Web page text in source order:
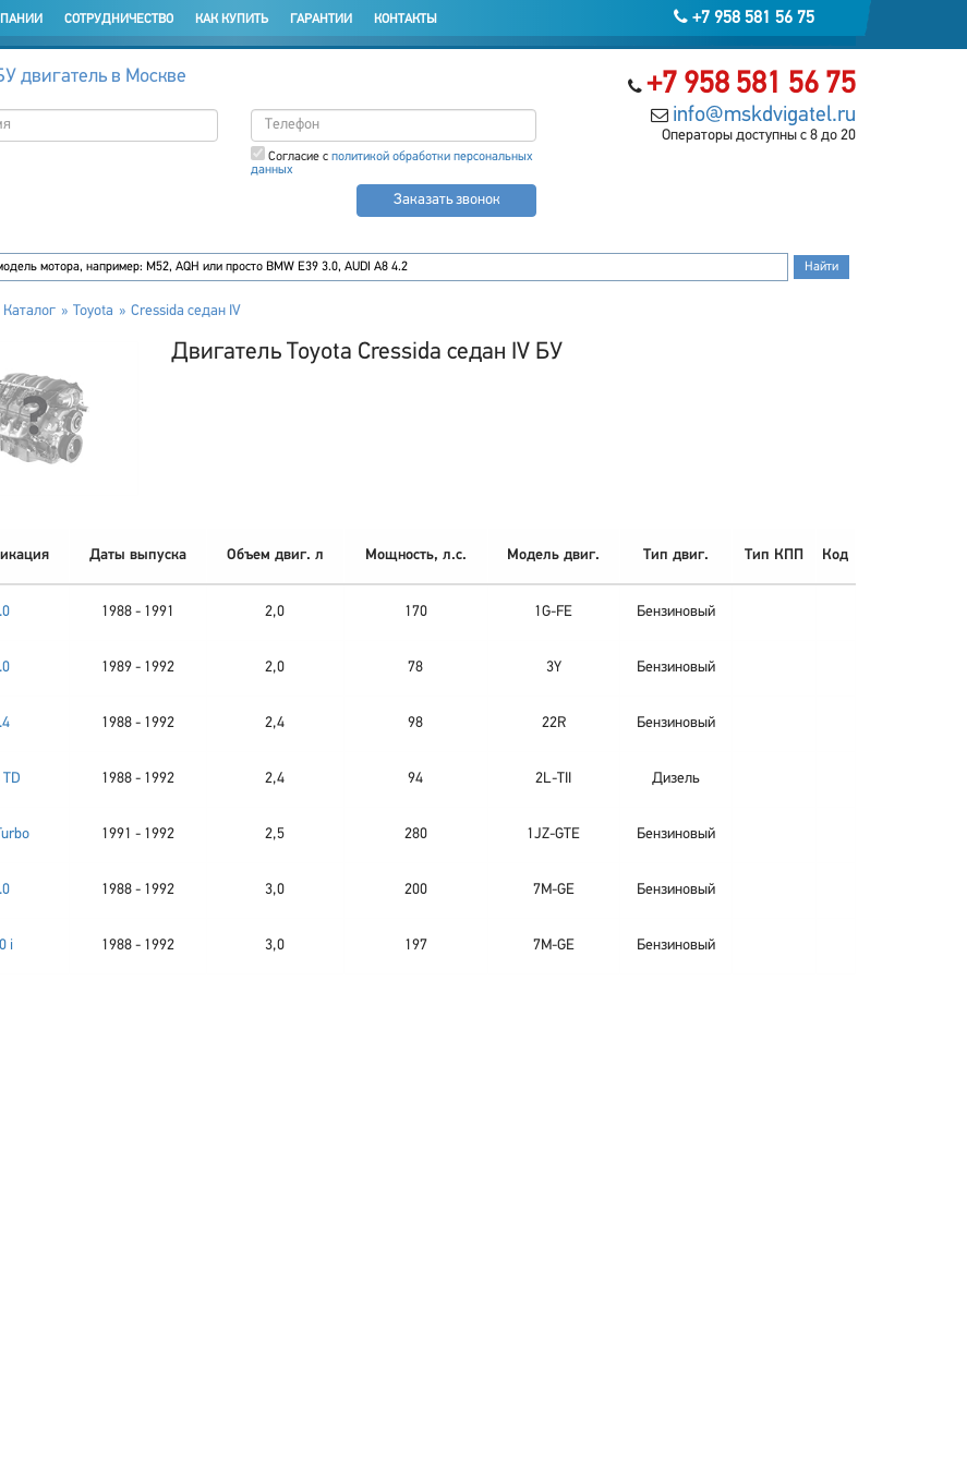
+7 958 581 56 75
СОТРУДНИЧЕСТВО КАК КУПИТЬ ГАРАНТИИ КОНТАКТЫ
+7 958 581 56 75
info@mskdvigatel.ru
Операторы доступны с 8 до 20
двигатель в Москве
Согласие с политикой обработки персональных
данных
Заказать звонок
Каталог Toyota Cressida седан IV
Двигатель Toyota Cressida седан IV БУ
Даты выпуска Объем двиг. л Мощность, л.с. Модель двиг. Тип двиг. Тип КПП Код
1988 - 1991 2,0 170 1G-FE Бензиновый
1989 - 1992 2,0 78 3Y Бензиновый
1988 - 1992 2,4 98 22R Бензиновый
TD 1988 - 1992 2,4 94 2L-TII Дизель
1991 - 1992 2,5 280 1JZ-GTE Бензиновый
1988 - 1992 3,0 200 7M-GE Бензиновый
i 1988 - 1992 3,0 197 7M-GE Бензиновый